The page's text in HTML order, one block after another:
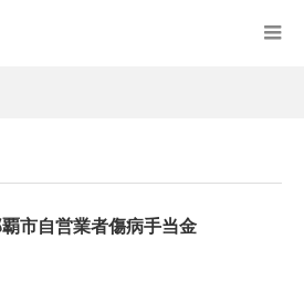
市自営業者傷病手当金